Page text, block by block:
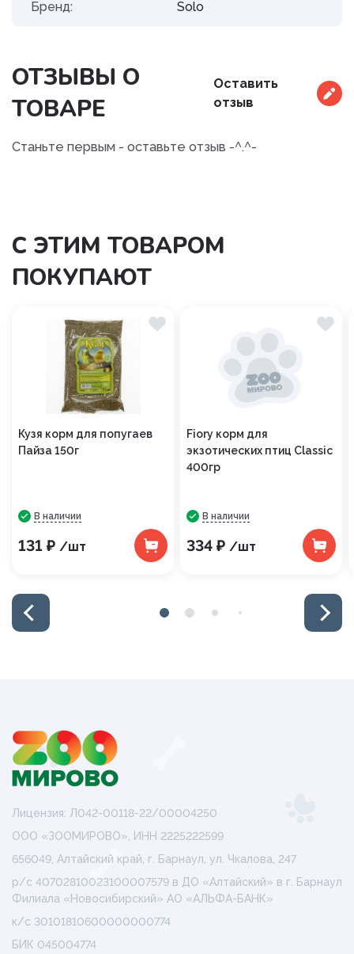
Бренд: Solo
ОТЗЫВЫ О
ТОВАРЕ
Оставить
отзыв
Станьте первым - оставьте отзыв -^.^-
С ЭТИМ ТОВАРОМ
ПОКУПАЮТ
Кузя корм для попугаев
Пайза 150г
В наличии
131 ₽ /шт
Fiory корм для
экзотических птиц Classic
400гр
В наличии
334 ₽ /шт
Лицензия: Л042-00118-22/00004250
ООО «ЗООМИРОВО», ИНН 2225222599
656049, Алтайский край, г. Барнаул, ул. Чкалова, 247
р/с 40702810023100007579 в ДО «Алтайский» в г. Барнаул
Филиала «Новосибирский» АО «АЛЬФА-БАНК»
к/с 30101810600000000774
БИК 045004774